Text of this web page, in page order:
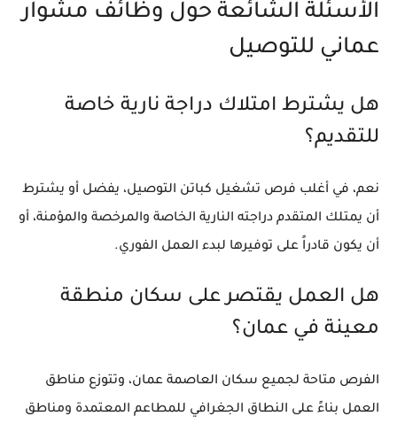
الأسئلة الشائعة حول وظائف مشوار
عماني للتوصيل
هل يشترط امتلاك دراجة نارية خاصة
للتقديم؟
نعم، في أغلب فرص تشغيل كباتن التوصيل، يفضل أو يشترط
أن يمتلك المتقدم دراجته النارية الخاصة والمرخصة والمؤمنة، أو
أن يكون قادراً على توفيرها لبدء العمل الفوري.
هل العمل يقتصر على سكان منطقة
معينة في عمان؟
الفرص متاحة لجميع سكان العاصمة عمان، وتتوزع مناطق
العمل بناءً على النطاق الجغرافي للمطاعم المعتمدة ومناطق